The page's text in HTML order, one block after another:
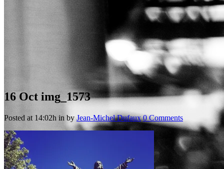
16 Oct img_1573
Posted at 14:02h in by Jean-Michel Dufaux 0 Comments